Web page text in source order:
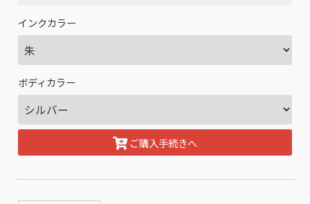
インクカラー
ボディカラー
ご購入手続きへ